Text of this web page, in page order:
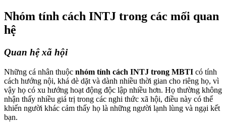
Nhóm tính cách INTJ trong các mối quan
hệ
Quan hệ xã hội
Những cá nhân thuộc nhóm tính cách INTJ trong MBTI có tính
cách hướng nội, khá dè dặt và dành nhiều thời gian cho riêng họ, vì
vậy họ có xu hướng hoạt động độc lập nhiều hơn. Họ thường không
nhận thấy nhiều giá trị trong các nghi thức xã hội, điều này có thể
khiến người khác cảm thấy họ là những người lạnh lùng và ngại kết
bạn.